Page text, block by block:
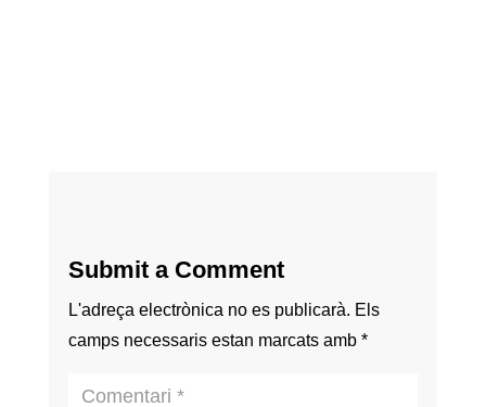
Submit a Comment
L'adreça electrònica no es publicarà. Els
camps necessaris estan marcats amb *